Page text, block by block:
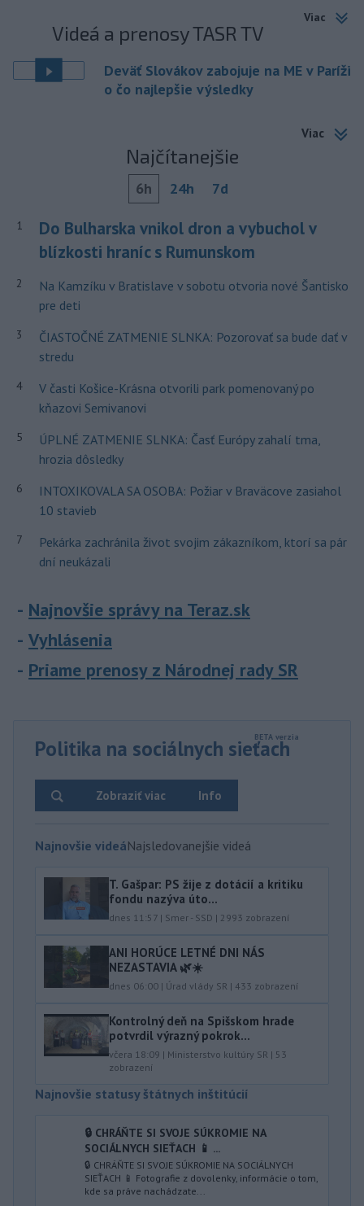
Viac
Videá a prenosy TASR TV
Deväť Slovákov zabojuje na ME v Paríži
o čo najlepšie výsledky
Viac
Najčítanejšie
6h 24h 7d
1
Do Bulharska vnikol dron a vybuchol v
blízkosti hraníc s Rumunskom
2
Na Kamzíku v Bratislave v sobotu otvoria nové Šantisko
pre deti
3
ČIASTOČNÉ ZATMENIE SLNKA: Pozorovať sa bude dať v
stredu
4
V časti Košice-Krásna otvorili park pomenovaný po
kňazovi Semivanovi
5
ÚPLNÉ ZATMENIE SLNKA: Časť Európy zahalí tma,
hrozia dôsledky
6
INTOXIKOVALA SA OSOBA: Požiar v Braväcove zasiahol
10 stavieb
7
Pekárka zachránila život svojim zákazníkom, ktorí sa pár
dní neukázali
Najnovšie správy na Teraz.sk
Vyhlásenia
Priame prenosy z Národnej rady SR
Politika na sociálnych sieťach
Info
Zobraziť viac
Najnovšie videáNajsledovanejšie videá
T. Gašpar: PS žije z dotácií a kritiku
fondu nazýva úto...
dnes 11:57 | Smer - SSD | 2993 zobrazení
ANI HORÚCE LETNÉ DNI NÁS
NEZASTAVIA 🌿☀️
dnes 06:00 | Úrad vlády SR | 433 zobrazení
Kontrolný deň na Spišskom hrade
potvrdil výrazný pokrok...
včera 18:09 | Ministerstvo kultúry SR | 53
zobrazení
Najnovšie statusy štátnych inštitúcií
🔒 CHRÁŇTE SI SVOJE SÚKROMIE NA
SOCIÁLNYCH SIEŤACH 📱 ...
🔒 CHRÁŇTE SI SVOJE SÚKROMIE NA SOCIÁLNYCH
SIEŤACH 📱 Fotografie z dovolenky, informácie o tom,
kde sa práve nachádzate...